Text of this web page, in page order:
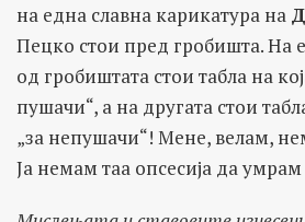
на една славна карикатура на
Пецко стои пред гробишта. На
од гробиштата стои табла на
пушачи“, а на другата стои
„за непушачи“! Мене, велам,
Ја немам таа опсесија да